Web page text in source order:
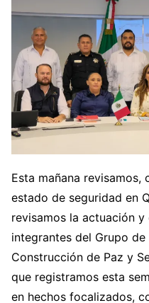
Esta mañana
estado de seguridad en
revisamos la actuación
integrantes del Grupo
Construcción de Paz y
que registramos esta
en hechos focalizados,